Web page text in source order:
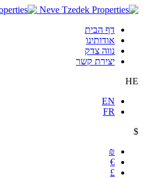
דף הבית
אודותינו
נווה צדק
יצירת קשר
HE
EN
FR
$
₪
€
£